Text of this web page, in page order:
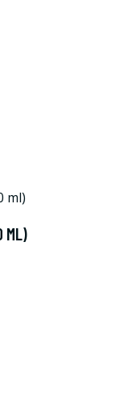
ML)